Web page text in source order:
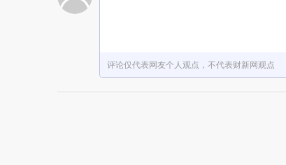
评论仅代表网友个人观点，不代表财新网观点